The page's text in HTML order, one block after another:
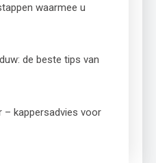
waarmee u
de beste tips van
– kappersadvies voor